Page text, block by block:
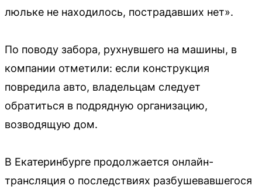
люльке не находилось, пострадавших нет».
По поводу забора, рухнувшего на машины, в
компании отметили: если конструкция
повредила авто, владельцам следует
обратиться в подрядную организацию,
возводящую дом.
В Екатеринбурге продолжается онлайн-
трансляция о последствиях разбушевавшегося